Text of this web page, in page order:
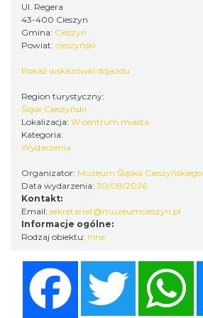
Spektakl "Tajemnica 16. piętra"
0.26 km
„Daniec kontra Kryszak”
Cieszyn
0.26 km
Ul. Regera
43-400 Cieszyn
Gmina: Cieszyn
Powiat: cieszyński
Pokaż wskazówki dojazdu
Region turystyczny:
Śląsk Cieszyński
Lokalizacja: W centrum miasta
Kategoria:
Wydarzenia
Organizator: Muzeum Śląska Cieszyńskiego
Data wydarzenia: 30/08/2026
Kontakt:
Email: sekretariat@muzeumcieszyn.pl
Informacje ogólne:
Rodzaj obiektu: Inne
Twitter